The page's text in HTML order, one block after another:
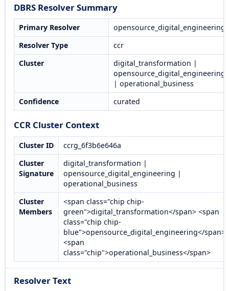
DBRS Resolver Summary
Primary Resolver
opensource_digital_engineering
Resolver Type
ccr
Cluster
digital_transformation |
opensource_digital_engineering
| operational_business
Confidence
curated
CCR Cluster Context
Cluster ID
ccrg_6f3b6e646a
Cluster
Signature
digital_transformation |
opensource_digital_engineering |
operational_business
Cluster
Members
<span class="chip chip-
green">digital_transformation</span> <span
class="chip chip-
blue">opensource_digital_engineering</span>
<span
class="chip">operational_business</span>
Resolver Text